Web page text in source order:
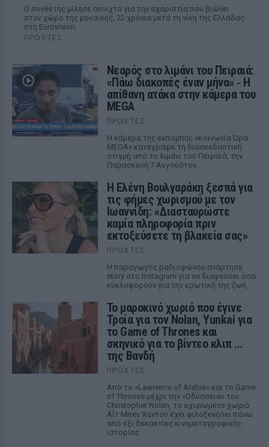
Ο συνθέτης μίλησε ανοιχτά για την αχαριστία που βιώνει
στον χώρο της μουσικής, 22 χρόνια μετά τη νίκη της Ελλάδας
στη Eurovision.
ΠΡΟΧΤΈΣ
Νεαρός στο λιμάνι του Πειραιά:
«Πάω διακοπές έναν μήνα» ‑ Η
απίθανη ατάκα στην κάμερα του
MEGA
ΠΡΟΧΤΈΣ
Η κάμερα της εκπομπής «Κοινωνία Ώρα
MEGA» κατέγραψε τη διασκεδαστική
στιγμή από το λιμάνι του Πειραιά, την
Παρασκευή 7 Αυγούστου.
Η Ελένη Βουλγαράκη ξεσπά για
τις φήμες χωρισμού με τον
Ιωαννίδη: «Διασταυρώστε
καμία πληροφορία πριν
εκτοξεύσετε τη βλακεία σας»
ΠΡΟΧΤΈΣ
Η παραγωγός ραδιοφώνου ανάρτησε
story στο Instagram για να διαψεύσει όσα
κυκλοφορούν για την ερωτική της ζωή
Το μαροκινό χωριό που έγινε
Τροία για τον Nolan, Yunkai για
το Game of Thrones και
σκηνικό για το βίντεο κλιπ ...
της Βανδή
ΠΡΟΧΤΈΣ
Από το «Lawrence of Arabia» και το Game
of Thrones μέχρι την «Οδύσσεια» του
Christopher Nolan, το οχυρωμένο χωριό
Αΐτ Μπεν Χαντού έχει φιλοξενήσει πάνω
από έξι δεκαετίες κινηματογραφικής
ιστορίας